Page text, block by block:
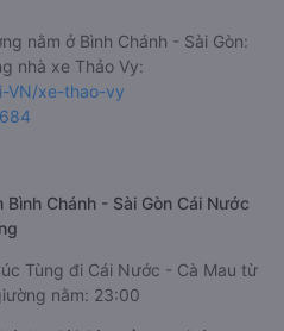
nằm ở Bình Chánh - Sài Gòn:
nhà xe Thảo Vy:
VN/xe-thao-vy
Chánh - Sài Gòn Cái Nước
Tùng đi Cái Nước - Cà Mau từ
nằm: 23:00